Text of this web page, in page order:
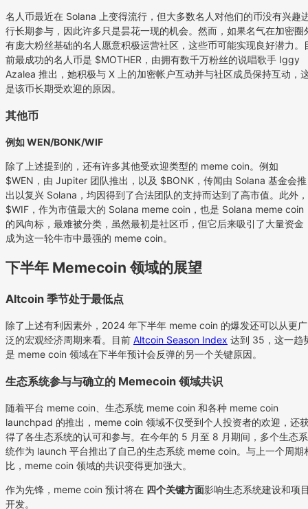
名人币最近在 Solana 上变得流行，但大多数名人对他们的币没有兴趣
行长期参与，因此许多只是昙花一现的机会。然而，如果名气在加密圈
有庞大粉丝基础的名人愿意积极运营社区，这些币可能实现良好潜力。
前最成功的名人币是 $MOTHER，由拥有数千万粉丝的说唱歌手 Iggy
Azalea 推出，她积极与 X 上的加密帐户互动并与社区成员保持互动，
是该币长期受欢迎的原因。
其他币
例如 WEN/BONK/WIF
除了上述提到的，还有许多其他受欢迎类型的 meme coin。例如
$WEN，由 Jupiter 团队推出，以及 $BONK，传闻由 Solana 基金会推
出以复兴 Solana，均因得到了合法团队的支持而达到了高市值。此外，
$WIF，作为市值最大的 Solana meme coin，也是 Solana meme coin
的风向标，最难被分类，虽然最初是社区币，但它后来吸引了大量资金
成为这一轮牛市中最强的 meme coin。
下半年 Memecoin 领域的展望
Altcoin 季节处于最低点
除了上述有利因素外，2024 年下半年 meme coin 的爆发还可以从更广
泛的宏观经济周期来看。目前 Altcoin Season Index 达到 35，这一趋
是 meme coin 领域在下半年预计会反弹的另一个关键原因。
生态系统参与与确立的 Memecoin 领域共识
随着平台 meme coin、生态系统 meme coin 和各种 meme coin
launchpad 的推出，meme coin 领域不仅受到个人投资者的欢迎，还
得了各生态系统的认可和参与。在今年的 5 月至 8 月期间，多个生态系
统作为 launch 平台推出了自己的生态系统 meme coin。与上一个周期
比，meme coin 领域的共识变得更加强大。
作为先锋，meme coin 预计将在 四个关键方面影响生态系统建设和项
开发。